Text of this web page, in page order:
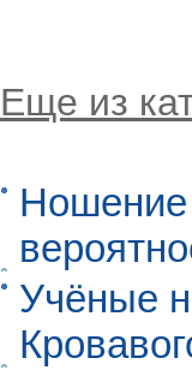
Еще из
Ношение
Учёные